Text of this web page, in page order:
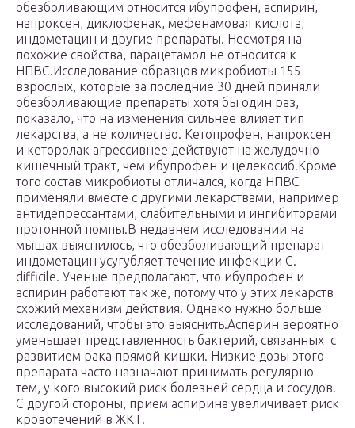
обезболивающим относится ибупрофен, аспирин,
напроксен, диклофенак, мефенамовая кислота,
индометацин и другие препараты. Несмотря на
похожие свойства, парацетамол не относится к
НПВС.Исследование образцов микробиоты 155
взрослых, которые за последние 30 дней приняли
обезболивающие препараты хотя бы один раз,
показало, что на изменения сильнее влияет тип
лекарства, а не количество. Кетопрофен, напроксен
и кеторолак агрессивнее действуют на желудочно-
кишечный тракт, чем ибупрофен и целекосиб.Кроме
того состав микробиоты отличался, когда НПВС
применяли вместе с другими лекарствами, например
антидепрессантами, слабительными и ингибиторами
протонной помпы.В недавнем исследовании на
мышах выяснилось, что обезболивающий препарат
индометацин усугубляет течение инфекции C.
difficile. Ученые предполагают, что ибупрофен и
аспирин работают так же, потому что у этих лекарств
схожий механизм действия. Однако нужно больше
исследований, чтобы это выяснить.Асперин вероятно
уменьшает представленность бактерий, связанных с
развитием рака прямой кишки. Низкие дозы этого
препарата часто назначают принимать регулярно
тем, у кого высокий риск болезней сердца и сосудов.
С другой стороны, прием аспирина увеличивает риск
кровотечений в ЖКТ.